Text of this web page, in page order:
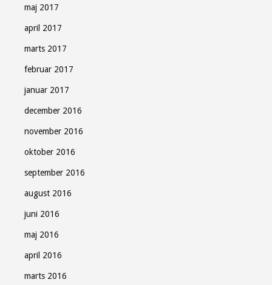
maj 2017
april 2017
marts 2017
februar 2017
januar 2017
december 2016
november 2016
oktober 2016
september 2016
august 2016
juni 2016
maj 2016
april 2016
marts 2016